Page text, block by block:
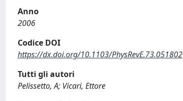
Anno
2006
Codice DOI
https://dx.doi.org/10.1103/PhysRevE.73.051802
Tutti gli autori
Pelissetto, A; Vicari, Ettore